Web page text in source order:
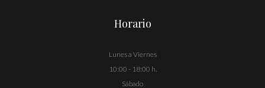
Horario
Lunes a Viernes
10:00 - 18:00 h.
Sábado